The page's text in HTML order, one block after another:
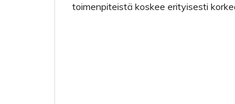
toimenpiteistä koskee erityisesti